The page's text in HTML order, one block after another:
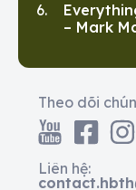
– Mark
Theo dõi
Liên hệ: